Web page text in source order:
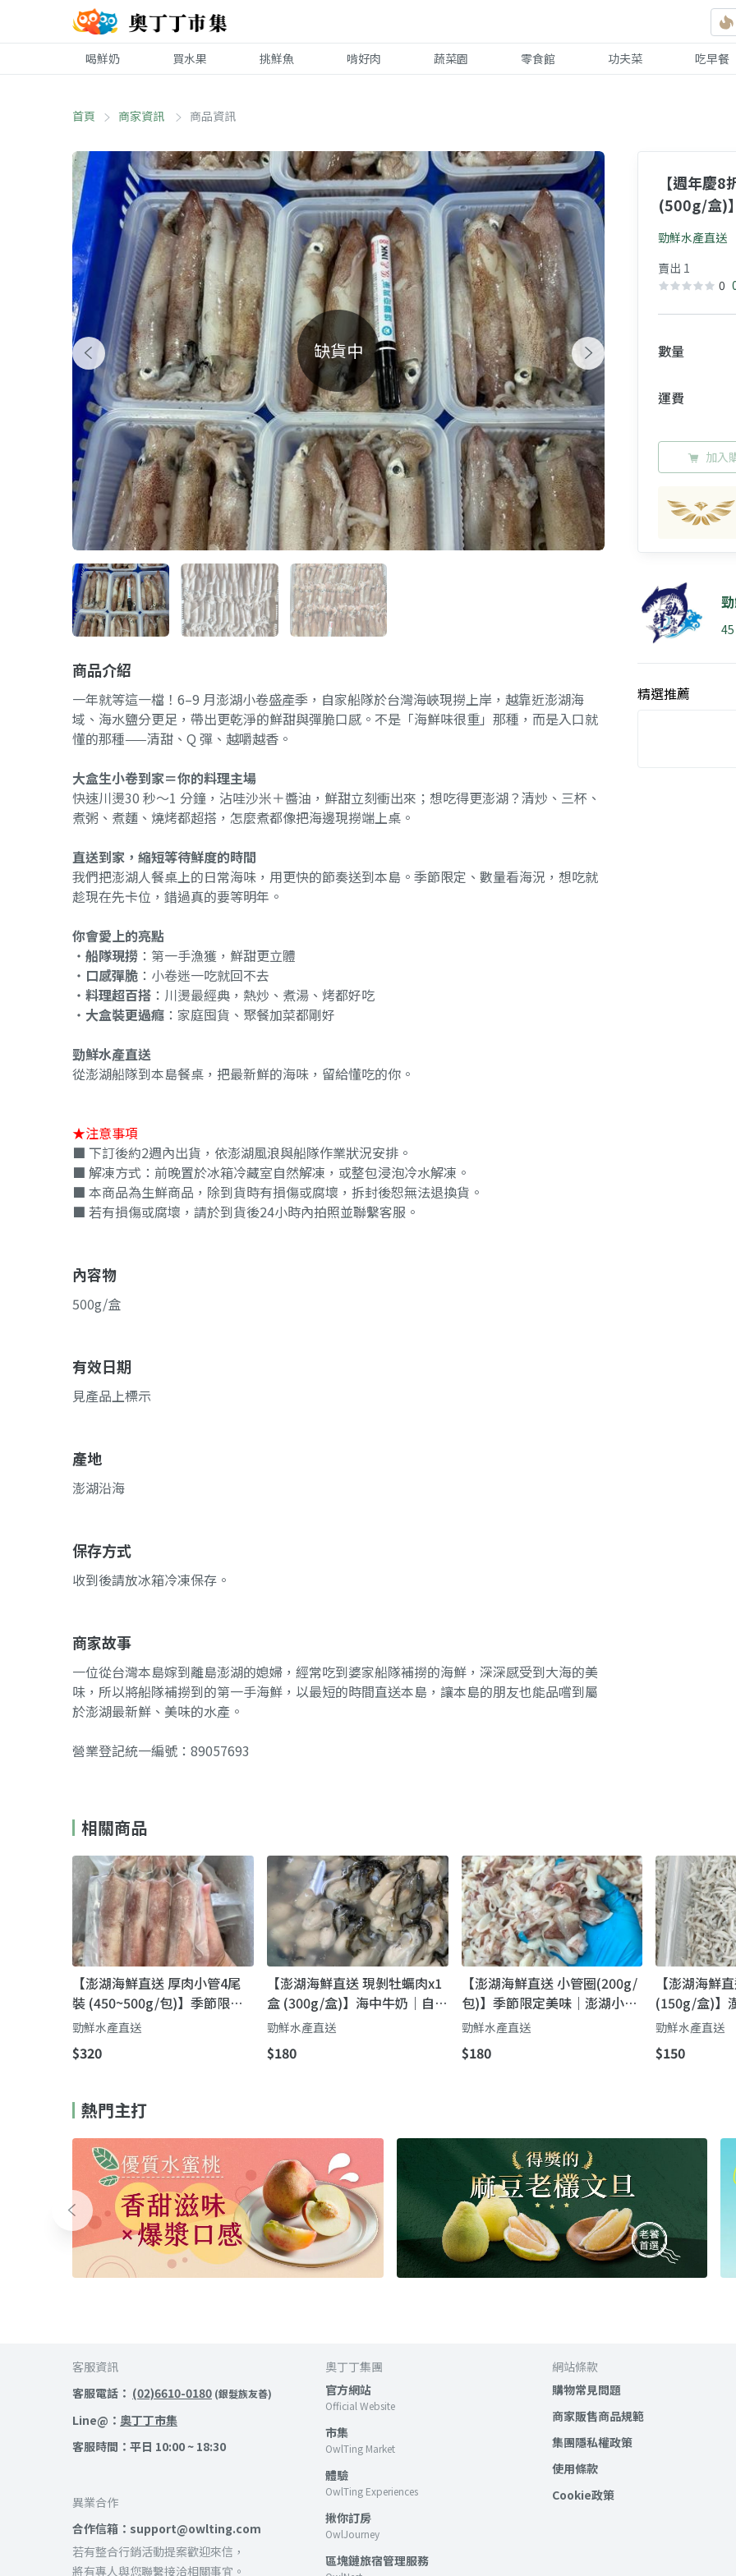
喝鮮奶 買水果 挑鮮魚 啃好肉 蔬菜園 零食館 功夫菜 吃早餐
首頁 商家資訊 商品資訊
缺貨中
商品介紹
一年就等這一檔！6–9 月澎湖小卷盛產季，自家船隊於台灣海峽現撈上岸，越靠近澎湖海
域、海水鹽分更足，帶出更乾淨的鮮甜與彈脆口感。不是「海鮮味很重」那種，而是入口就
懂的那種——清甜、Q 彈、越嚼越香。
大盒生小卷到家＝你的料理主場
快速川燙30 秒～1 分鐘，沾哇沙米＋醬油，鮮甜立刻衝出來；想吃得更澎湖？清炒、三杯、
煮粥、煮麵、燒烤都超搭，怎麼煮都像把海邊現撈端上桌。
直送到家，縮短等待鮮度的時間
我們把澎湖人餐桌上的日常海味，用更快的節奏送到本島。季節限定、數量看海況，想吃就
趁現在先卡位，錯過真的要等明年。
你會愛上的亮點
・ 船隊現撈 ：第一手漁獲，鮮甜更立體
・ 口感彈脆 ：小卷迷一吃就回不去
・ 料理超百搭 ：川燙最經典，熱炒、煮湯、烤都好吃
・ 大盒裝更過癮 ：家庭囤貨、聚餐加菜都剛好
勁鮮水產直送
從澎湖船隊到本島餐桌，把最新鮮的海味，留給懂吃的你。
★注意事項
■ 下訂後約2週內出貨，依澎湖風浪與船隊作業狀況安排。
■ 解凍方式：前晚置於冰箱冷藏室自然解凍，或整包浸泡冷水解凍。
■ 本商品為生鮮商品，除到貨時有損傷或腐壞，拆封後恕無法退換貨。
■ 若有損傷或腐壞，請於到貨後24小時內拍照並聯繫客服。
內容物
500g/盒
有效日期
見產品上標示
產地
澎湖沿海
保存方式
收到後請放冰箱冷凍保存。
商家故事
一位從台灣本島嫁到離島澎湖的媳婦，經常吃到婆家船隊補撈的海鮮，深深感受到大海的美
味，所以將船隊補撈到的第一手海鮮，以最短的時間直送本島，讓本島的朋友也能品嚐到屬
於澎湖最新鮮、美味的水產。
營業登記統一編號：89057693
【週年慶
(500g/盒)
勁鮮水產直送
賣出 1
0
數量
運費
加入
精選推薦
相關商品
【澎湖海鮮直送 厚肉小管4尾
裝 (450~500g/包)】季節限定
美味 自家船隊捕撈就是鮮
勁鮮水產直送
$320
【澎湖海鮮直送 現剝牡蠣肉x1
盒 (300g/盒)】海中牛奶｜自家
船隊鮮撈直送，澎湖海味一次
到位
勁鮮水產直送
$180
【澎湖海鮮直送 小管圈(200g/
包)】季節限定美味｜澎湖小管
切圈・自家船隊鮮撈直送
勁鮮水產直送
$180
【澎湖海鮮
(150g/盒)】
魚｜煮粥、煮
鮮
勁鮮水產直送
$150
熱門主打
客服資訊
客服電話： (02)6610-0180 (銀髮族友善)
Line@： 奧丁丁市集
客服時間：平日 10:00 ~ 18:30
異業合作
合作信箱：support@owlting.com
若有整合行銷活動提案歡迎來信，
將有專人與您聯繫接洽相關事宜。
奧丁丁集團
官方網站
Official Website
市集
OwlTing Market
體驗
OwlTing Experiences
揪你訂房
OwlJourney
區塊鏈旅宿管理服務
網站條款
購物常見問題
商家販售商品規範
集團隱私權政策
使用條款
Cookie政策